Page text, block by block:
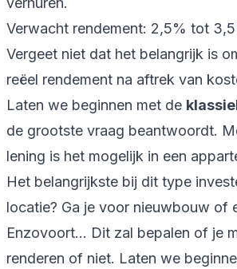
Verwacht rendement: 2,5% tot
Vergeet niet dat het belangrijk is
reëel rendement na aftrek van
Laten we beginnen met de
de grootste vraag beantwoordt.
lening is het mogelijk in een
Het belangrijkste bij dit type
locatie? Ga je voor nieuwbouw of
Enzovoort… Dit zal bepalen of je
renderen of niet. Laten we